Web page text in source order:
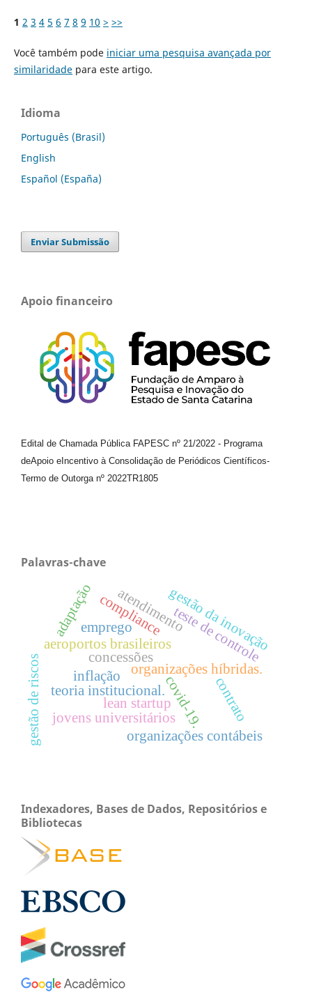
1 2 3 4 5 6 7 8 9 10 > >>
Você também pode iniciar uma pesquisa avançada por
similaridadepara este artigo.
Idioma
Português (Brasil)
English
Español (España)
Enviar Submissão
Apoio financeiro
Edital de Chamada Pública FAPESC nº 21/2022 - Programa
deApoio e Incentivo à Consolidação de Periódicos Científicos-
Termo de Outorga nº 2022TR1805
Palavras-chave
covid-19.
concessões
aeroportos brasileiros
organizações híbridas.
teoria institucional.
teste de controle
gestão de riscos
compliance
lean startup
gestão da inovação
adaptação atendimento
organizações contábeis
jovens universitários
emprego
contrato
inflação
Indexadores, Bases de Dados, Repositórios e
Bibliotecas